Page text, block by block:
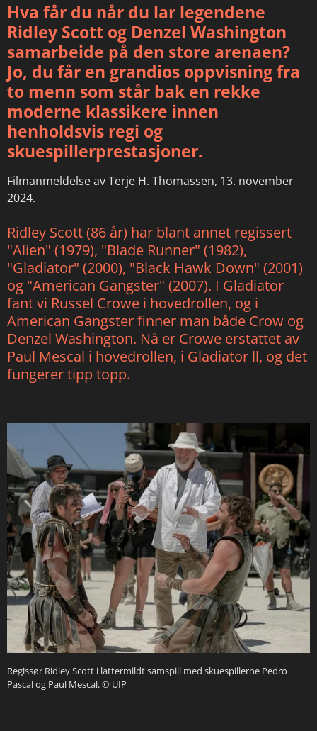
Hva får du når du lar legendene
Ridley Scott og Denzel Washington
samarbeide på den store arenaen?
Jo, du får en grandios oppvisning fra
to menn som står bak en rekke
moderne klassikere innen
henholdsvis regi og
skuespillerprestasjoner.
Filmanmeldelse av Terje H. Thomassen, 13. november
2024.
Ridley Scott (86 år) har blant annet regissert
"Alien" (1979), "Blade Runner" (1982),
"Gladiator" (2000), "Black Hawk Down" (2001)
og "American Gangster" (2007). I Gladiator
fant vi Russel Crowe i hovedrollen, og i
American Gangster finner man både Crow og
Denzel Washington. Nå er Crowe erstattet av
Paul Mescal i hovedrollen, i Gladiator ll, og det
fungerer tipp topp.
Regissør Ridley Scott i lattermildt samspill med skuespillerne Pedro
Pascal og Paul Mescal.© UIP